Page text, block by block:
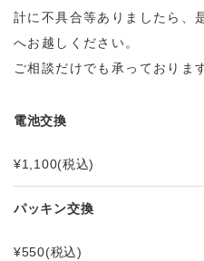
計に不具合等ありましたら、
へお越しください。
ご相談だけでも承っておりま
電池交換
¥1,100(税込)
パッキン交換
¥550(税込)